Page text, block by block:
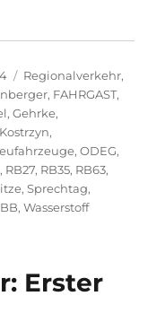
Kategorien
Regionalverkehr,
, FAHRGAST,
,Gehrke,
Kostrzyn,
,ODEG,
, RB27, RB35, RB63,
,Sprechtag,
,Wasserstoff
Erster